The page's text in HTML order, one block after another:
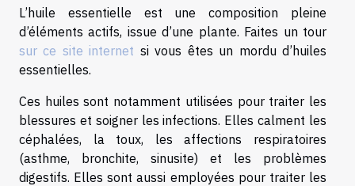
L’huile essentielle est une composition pleine
d’éléments actifs, issue d’une plante. Faites un tour
sur ce site internet si vous êtes un mordu d’huiles
essentielles.
Ces huiles sont notamment utilisées pour traiter les
blessures et soigner les infections. Elles calment les
céphalées, la toux, les affections respiratoires
(asthme, bronchite, sinusite) et les problèmes
digestifs. Elles sont aussi employées pour traiter les